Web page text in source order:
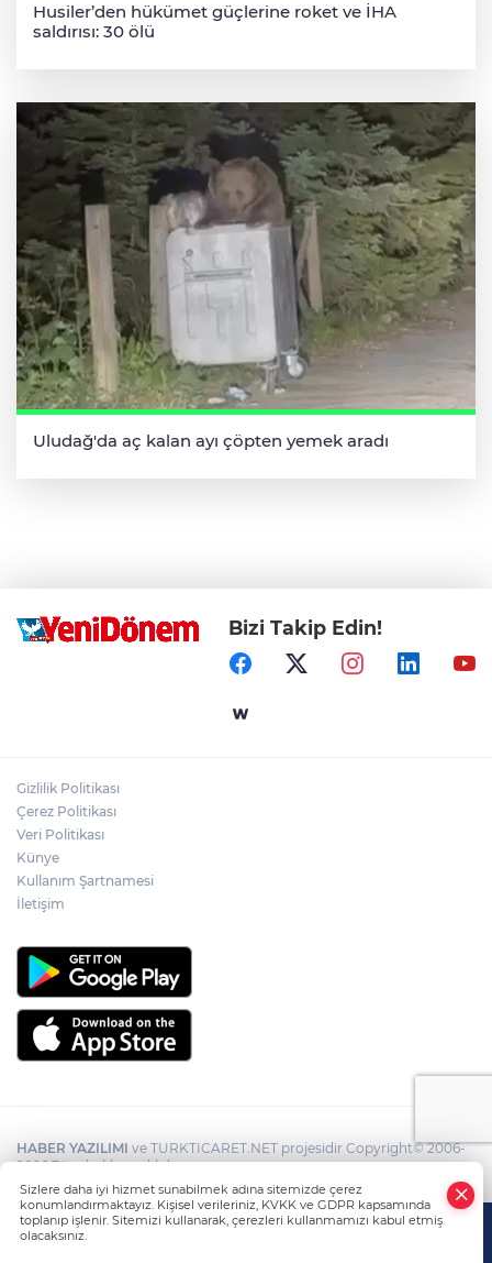
Husiler’den hükümet güçlerine roket ve İHA
saldırısı: 30 ölü
Uludağ'da aç kalan ayı çöpten yemek aradı
Bizi Takip Edin!
Gizlilik Politikası
Çerez Politikası
Veri Politikası
Künye
Kullanım Şartnamesi
İletişim
HABER YAZILIMI ve TURKTICARET.NET projesidir Copyright© 2006-
2026 Tüm hakları saklıdır.
Sizlere daha iyi hizmet sunabilmek adına sitemizde çerez
konumlandırmaktayız. Kişisel verileriniz, KVKK ve GDPR kapsamında
toplanıp işlenir. Sitemizi kullanarak, çerezleri kullanmamızı kabul etmiş
olacaksınız.